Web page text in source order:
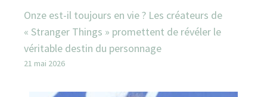
Onze est-il toujours en vie ? Les créateurs de
« Stranger Things » promettent de révéler le
véritable destin du personnage
21 mai 2026